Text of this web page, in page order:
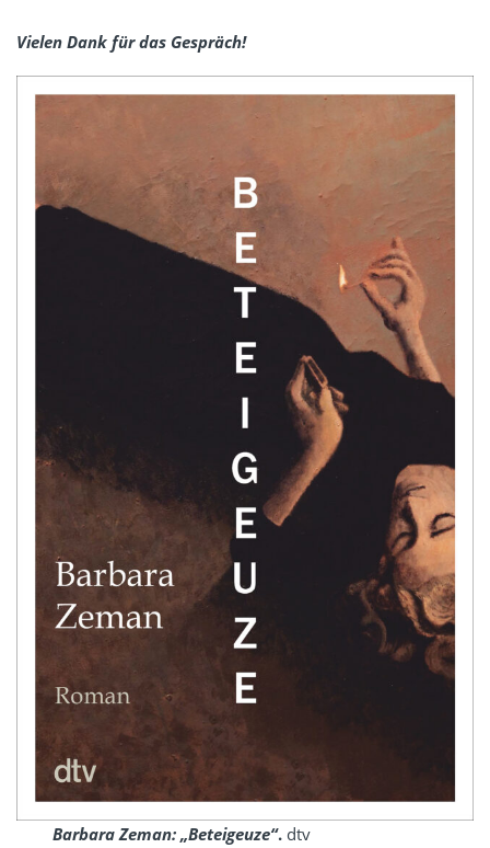
Vielen Dank für das Gespräch!
Barbara Zeman:„Beteigeuze“. dtv